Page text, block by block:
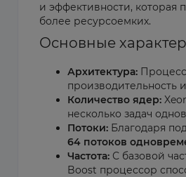
и эффективности, которая
более ресурсоемких.
Основные
Архитектура:
производительность
Количество ядер:
несколько задач
Потоки: Благодаря
64 потоков
Частота: С базовой
Boost процессор